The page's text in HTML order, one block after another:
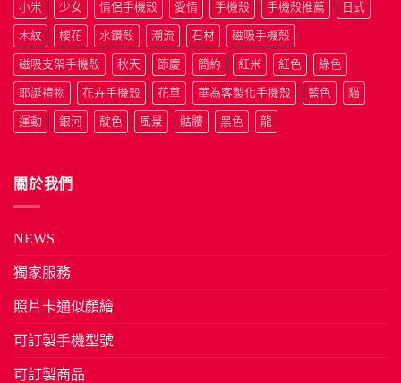
小米 少女 情侶手機殼 愛情 手機殼 手機殼推薦 日式
木紋 櫻花 水鑽殼 潮流 石材 磁吸手機殼
磁吸支架手機殼 秋天 節慶 簡約 紅米 紅色 綠色
耶誕禮物 花卉手機殼 花草 華為客製化手機殼 藍色 貓
運動 銀河 靛色 風景 骷髏 黑色 龍
關於我們
NEWS
獨家服務
照片卡通似顏繪
可訂製手機型號
可訂製商品